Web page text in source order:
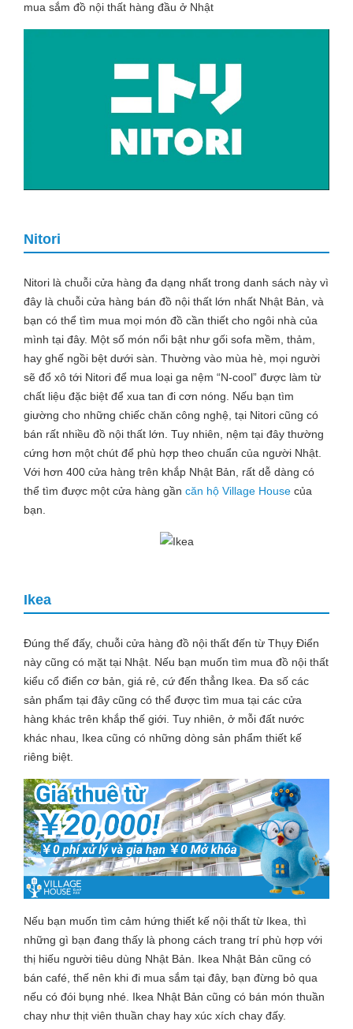
mua sắm đồ nội thất hàng đầu ở Nhật
Nitori
Nitori là chuỗi cửa hàng đa dạng nhất trong danh sách này vì
đây là chuỗi cửa hàng bán đồ nội thất lớn nhất Nhật Bản, và
bạn có thể tìm mua mọi món đồ cần thiết cho ngôi nhà của
mình tại đây. Một số món nổi bật như gối sofa mềm, thảm,
hay ghế ngồi bệt dưới sàn. Thường vào mùa hè, mọi người
sẽ đổ xô tới Nitori để mua loại ga nệm “N-cool” được làm từ
chất liệu đặc biệt để xua tan đi cơn nóng. Nếu bạn tìm
giường cho những chiếc chăn công nghệ, tại Nitori cũng có
bán rất nhiều đồ nội thất lớn. Tuy nhiên, nệm tại đây thường
cứng hơn một chút để phù hợp theo chuẩn của người Nhật.
Với hơn 400 cửa hàng trên khắp Nhật Bản, rất dễ dàng có
thể tìm được một cửa hàng gần căn hộ Village House của
bạn.
Ikea
Đúng thế đấy, chuỗi cửa hàng đồ nội thất đến từ Thụy Điển
này cũng có mặt tại Nhật. Nếu bạn muốn tìm mua đồ nội thất
kiểu cổ điển cơ bản, giá rẻ, cứ đến thẳng Ikea. Đa số các
sản phẩm tại đây cũng có thể được tìm mua tại các cửa
hàng khác trên khắp thế giới. Tuy nhiên, ở mỗi đất nước
khác nhau, Ikea cũng có những dòng sản phẩm thiết kế
riêng biệt.
Nếu bạn muốn tìm cảm hứng thiết kế nội thất từ Ikea, thì
những gì bạn đang thấy là phong cách trang trí phù hợp với
thị hiếu người tiêu dùng Nhật Bản. Ikea Nhật Bản cũng có
bán café, thế nên khi đi mua sắm tại đây, bạn đừng bỏ qua
nếu có đói bụng nhé. Ikea Nhật Bản cũng có bán món thuần
chay như thịt viên thuần chay hay xúc xích chay đấy.